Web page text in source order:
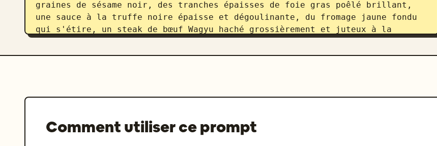
graines de sésame noir, des tranches épaisses de foie gras poêlé brillant,
une sauce à la truffe noire épaisse et dégoulinante, du fromage jaune fondu
qui s'étire, un steak de bœuf Wagyu haché grossièrement et juteux à la
Disposez des miettes de truffe, des grains de poivre, des éclaboussures de
les ingrédients à gauche sous une étiquette arrondie sombre indiquant «
Comment utiliser ce prompt